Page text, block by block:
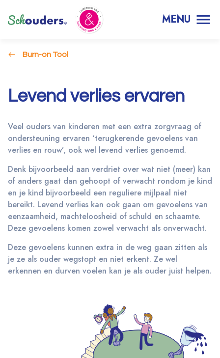
MENU
Burn-on Tool
Levend verlies ervaren
Veel ouders van kinderen met een extra zorgvraag of
ondersteuning ervaren ‘terugkerende gevoelens van
verlies en rouw’, ook wel levend verlies genoemd.
Denk bijvoorbeeld aan verdriet over wat niet (meer) kan
of anders gaat dan gehoopt of verwacht rondom je kind
en je kind bijvoorbeeld een reguliere mijlpaal niet
bereikt. Levend verlies kan ook gaan om gevoelens van
eenzaamheid, machteloosheid of schuld en schaamte.
Deze gevoelens komen zowel verwacht als onverwacht.
Deze gevoelens kunnen extra in de weg gaan zitten als
je ze als ouder wegstopt en niet erkent. Ze wel
erkennen en durven voelen kan je als ouder juist helpen.